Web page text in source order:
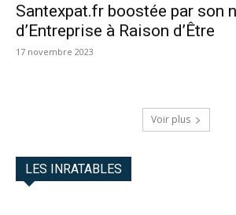
Santexpat.fr boostée par son
d’Entreprise à Raison d’Être
17 novembre 2023
Voir plus
LES INRATABLES